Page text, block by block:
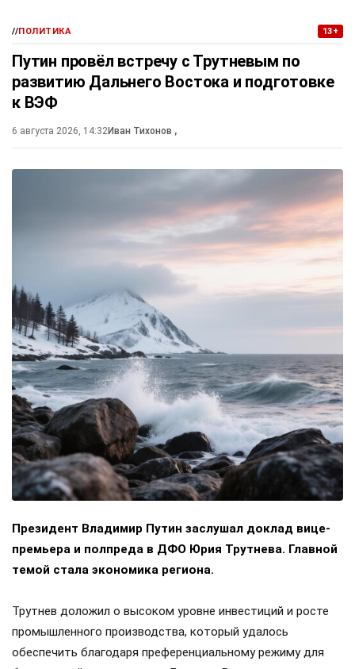
//ПОЛИТИКА 13+
Путин провёл встречу с Трутневым по
развитию Дальнего Востока и подготовке
к ВЭФ
6 августа 2026, 14:32Иван Тихонов ,
Президент Владимир Путин заслушал доклад вице-
премьера и полпреда в ДФО Юрия Трутнева. Главной
темой стала экономика региона.
Трутнев доложил о высоком уровне инвестиций и росте
промышленного производства, который удалось
обеспечить благодаря преференциальному режиму для